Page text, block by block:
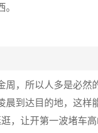
周，所以人多是必
到达目的地，这样
，让开第一波堵车